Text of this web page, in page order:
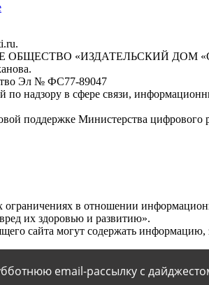
ОБЩЕСТВО «ИЗДАТЕЛЬСКИЙ ДОМ
Эл № ФС77-89047
по надзору в сфере связи,
поддержке Министерства цифрового
в отношении
их здоровью и развитию».
сайта могут содержать
email-рассылку с